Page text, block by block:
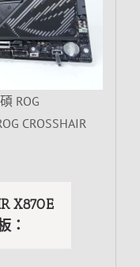
ROG
CROSSHAIR
X870E
：